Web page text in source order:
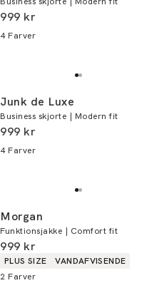
I alt (inkl. rabat)
999 kr
4 Farver
Junk de Luxe
Business skjorte | Modern fit
I alt (inkl. rabat)
999 kr
4 Farver
Morgan
Funktionsjakke | Comfort fit
I alt (inkl. rabat)
999 kr
Produkt egenskaber
PLUS SIZE
VANDAFVISENDE
2 Farver